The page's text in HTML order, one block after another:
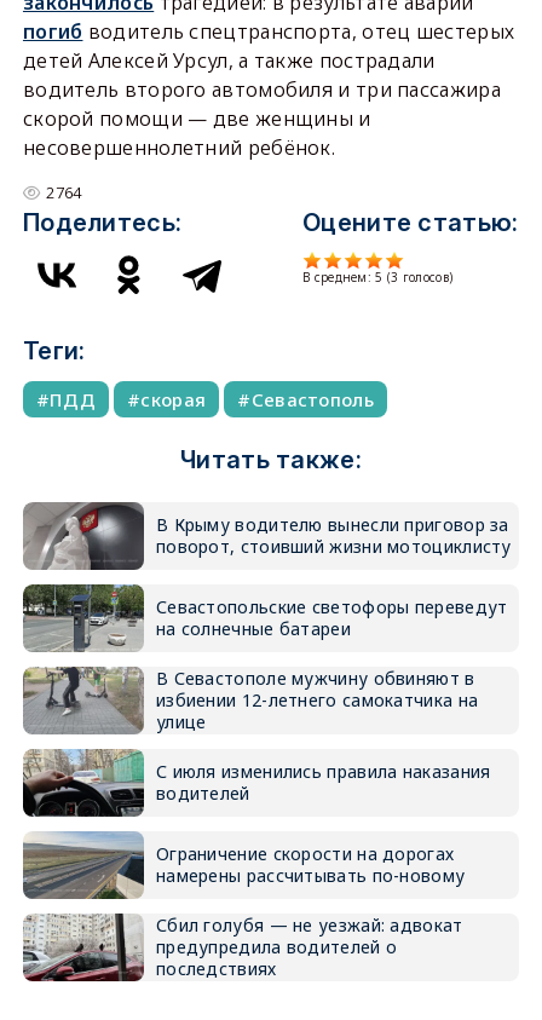
погиб водитель спецтранспорта, отец шестерых
детей Алексей Урсул, а также пострадали
водитель второго автомобиля и три пассажира
скорой помощи — две женщины и
несовершеннолетний ребёнок.
2764
Поделитесь: Оцените статью:
В среднем:5 (3 голосов)
Теги:
ПДД скорая Севастополь
Читать также:
В Крыму водителю вынесли приговор за
поворот, стоивший жизни мотоциклисту
Севастопольские светофоры переведут
на солнечные батареи
В Севастополе мужчину обвиняют в
избиении 12-летнего самокатчика на
улице
С июля изменились правила наказания
водителей
Ограничение скорости на дорогах
намерены рассчитывать по-новому
Сбил голубя — не уезжай: адвокат
предупредила водителей о
последствиях